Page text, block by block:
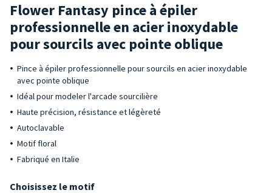
Flower Fantasy pince à épiler
professionnelle en acier inoxydable
pour sourcils avec pointe oblique
Pince à épiler professionnelle pour sourcils en acier inoxydable
avec pointe oblique
Idéal pour modeler l'arcade sourcilière
Haute précision, résistance et légèreté
Autoclavable
Motif floral
Fabriqué en Italie
Choisissez le motif